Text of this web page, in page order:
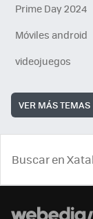
Prime Day 2024
Móviles android
videojuegos
VER MÁS TEMAS